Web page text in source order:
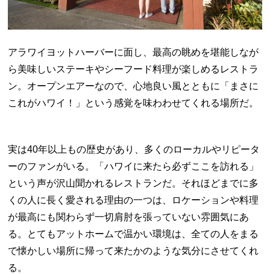
アラワイヨットハーバーに面し、最高の眺めを堪能しなが
ら美味しいステーキやシーフード料理が楽しめるレストラ
ン。オープンエアーなので、心地良い風とともに「まさに
これがハワイ！」という感覚を味わわせてくれる場所だ。
実は40年以上もの歴史があり、多くのローカルやリピータ
ーのファンがいる。「ハワイに来たら必ずここを訪れる」
という声が沢山聞かれるレストランだ。それほどまでに多
くの人に長く愛される理由の一つは、ロケーションや料理
が最高にも関わらず一切肩肘を張っていない雰囲気にあ
る。とてもアットホームで温かい環境は、全ての人をまる
で懐かしい場所に帰って来たかのような気分にさせてくれ
る。